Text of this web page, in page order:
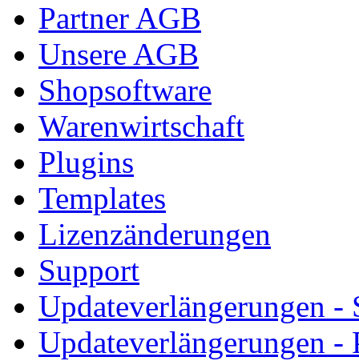
Partner AGB
Unsere AGB
Shopsoftware
Warenwirtschaft
Plugins
Templates
Lizenzänderungen
Support
Updateverlängerungen -
Updateverlängerungen -